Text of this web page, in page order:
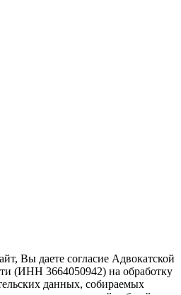
Вы даете согласие Адвокатской
(ИНН 3664050942) на обработку
данных, собираемых